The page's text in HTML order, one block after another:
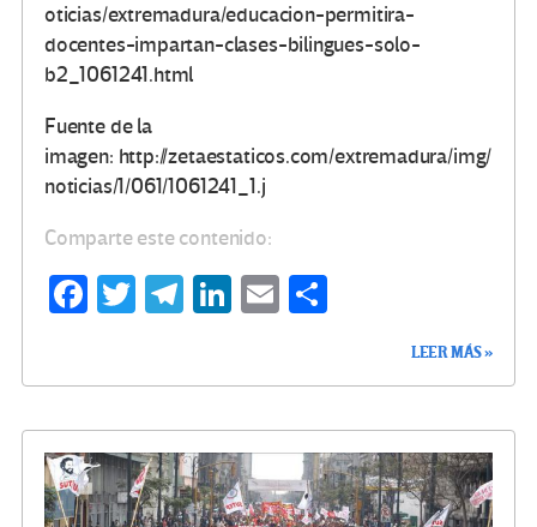
oticias/extremadura/educacion-permitira-
docentes-impartan-clases-bilingues-solo-
b2_1061241.html
Fuente de la
imagen: http://zetaestaticos.com/extremadura/img/
noticias/1/061/1061241_1.j
Comparte este contenido:
Fa
o
k
T
Te
m
Li
n
E
ar
tir
LEER MÁS »